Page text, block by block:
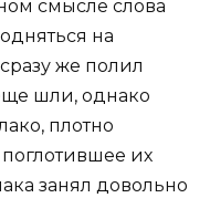
смысле слова
на
же полил
шли, однако
плотно
их
занял довольно